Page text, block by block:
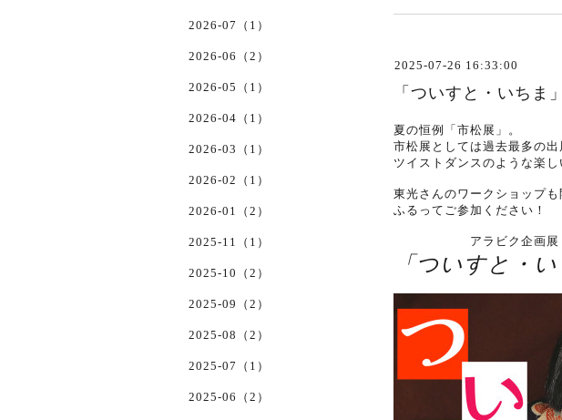
2025-07-26 16:33:00
「ついすと・いちま」
夏の恒例「市松展」。
市松展としては過去最多の
ツイストダンスのような楽し
東光さんのワークショップも
ふるってご参加ください！
アラビク企画展
「ついすと・い
2026-07（1）
2026-06（2）
2026-05（1）
2026-04（1）
2026-03（1）
2026-02（1）
2026-01（2）
2025-11（1）
2025-10（2）
2025-09（2）
2025-08（2）
2025-07（1）
2025-06（2）